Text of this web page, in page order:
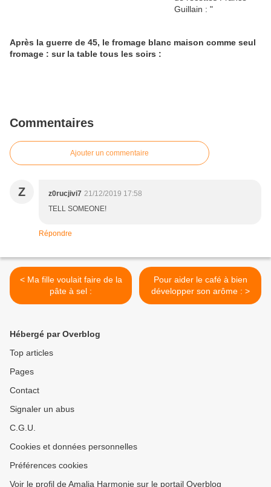
Après la guerre de 45, le fromage blanc maison comme seul
fromage : sur la table tous les soirs :
Commentaires
Ajouter un commentaire
Z z0rucjivi7 21/12/2019 17:58
TELL SOMEONE!
Répondre
< Ma fille voulait faire de la
pâte à sel :
Pour aider le café à bien
développer son arôme : >
Hébergé par Overblog
Top articles
Pages
Contact
Signaler un abus
C.G.U.
Cookies et données personnelles
Préférences cookies
Voir le profil de Amalia Harmonie sur le portail Overblog